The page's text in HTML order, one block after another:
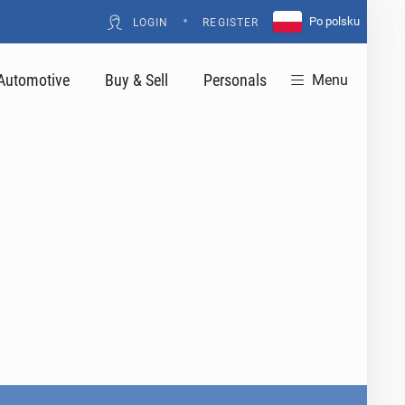
LOGIN • REGISTER Po polsku
Buy & Sell Personals Menu